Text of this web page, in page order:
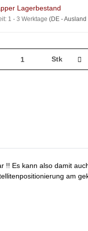
Lagerbestand
1 - 3 Werktage (DE -
Stk
Es kann also damit
am